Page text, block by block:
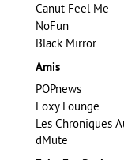
Canut Feel Me
NoFun
Black Mirror
Amis
POPnews
Foxy Lounge
Les Chroniques
dMute